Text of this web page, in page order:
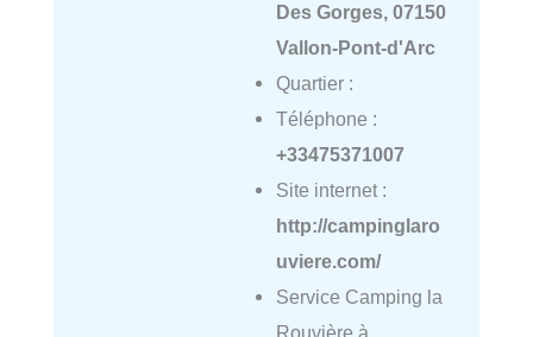
Des Gorges, 07150
Vallon-Pont-d'Arc
Quartier :
Téléphone :
+33475371007
Site internet :
http://campinglaro
uviere.com/
Service Camping la
Rouvière à